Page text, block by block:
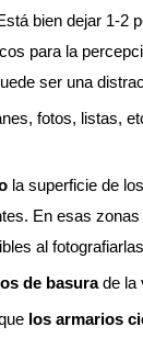
bien dejar 1-2
para la
ser una
fotos, listas,
la superficie de
En esas
al
de basurade la
los armarios